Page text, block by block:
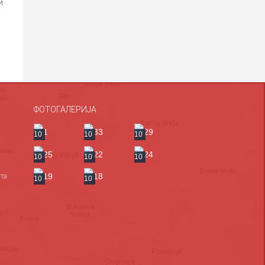
ФОТОГАЛЕРИЈА
10 10 10
10 10 10
10 10